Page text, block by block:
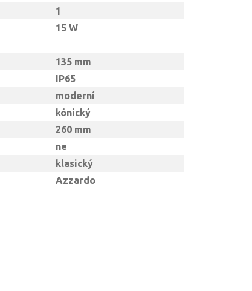
1
15 W
135 mm
IP65
moderní
kónický
260 mm
ne
klasický
Azzardo